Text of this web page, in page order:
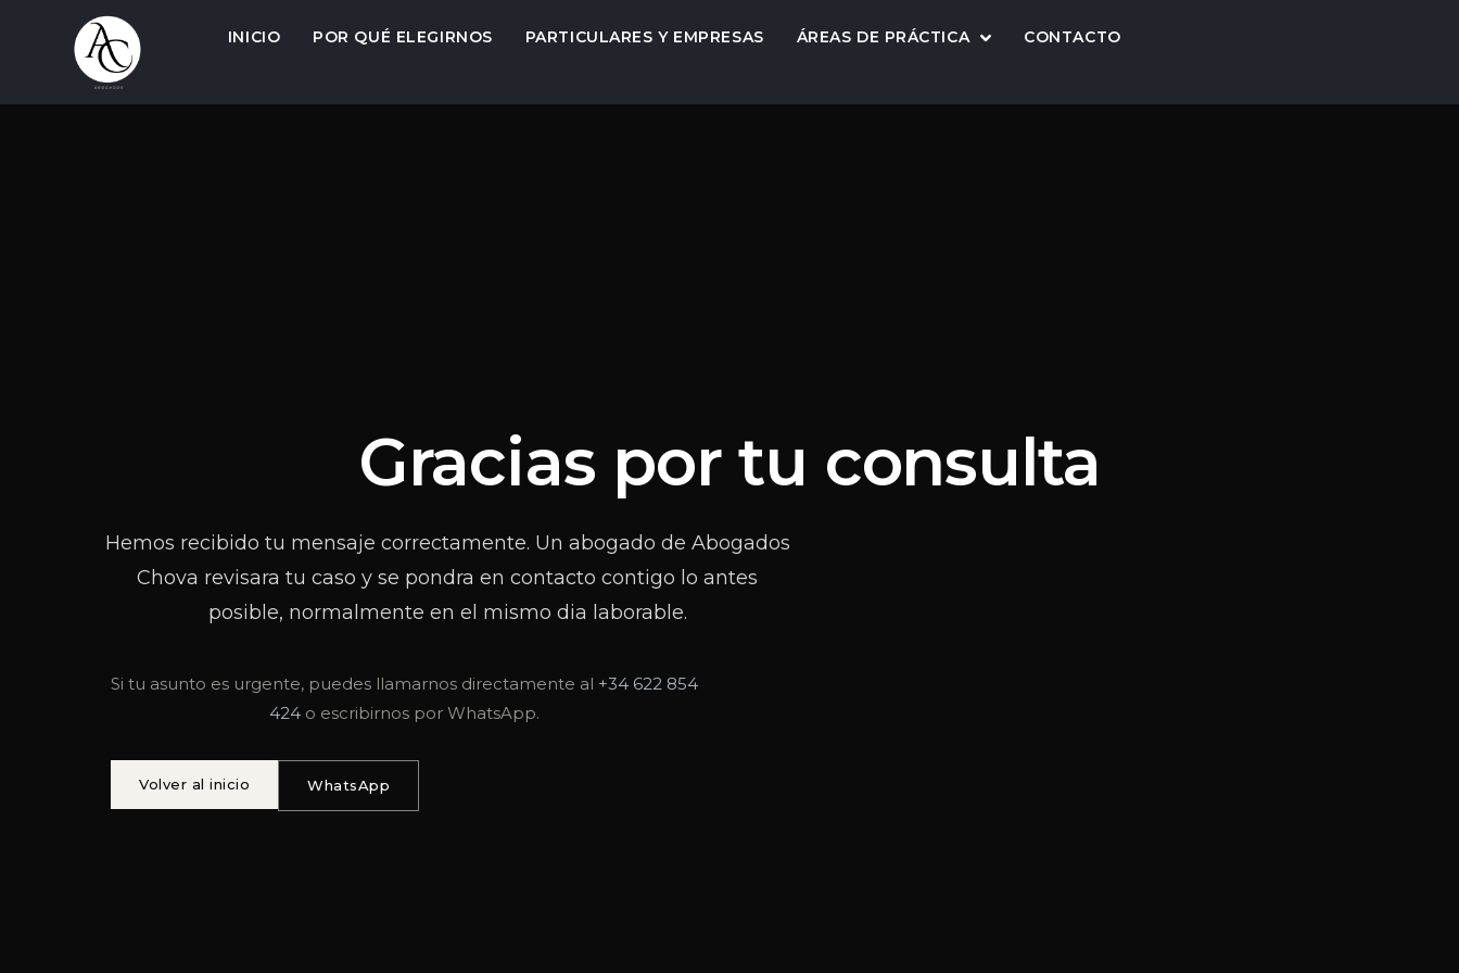
INICIO POR QUÉ ELEGIRNOS PARTICULARES Y EMPRESAS ÁREAS DE PRÁCTICA CONTACTO
Gracias por tu consulta
Hemos recibido tu mensaje correctamente. Un abogado de Abogados
Chova revisara tu caso y se pondra en contacto contigo lo antes
posible, normalmente en el mismo dia laborable.
Si tu asunto es urgente, puedes llamarnos directamente al +34 622 854
424o escribirnos por WhatsApp.
Volver al inicio WhatsApp